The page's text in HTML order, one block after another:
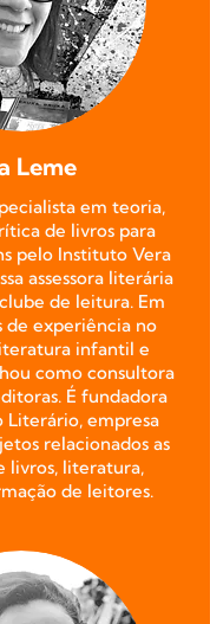
Leme
em teoria,
de livros para
pelo Instituto Vera
assessora literária
de leitura. Em
de experiência no
infantil e
como consultora
É fundadora
Literário, empresa
relacionados as
livros, literatura,
de leitores.